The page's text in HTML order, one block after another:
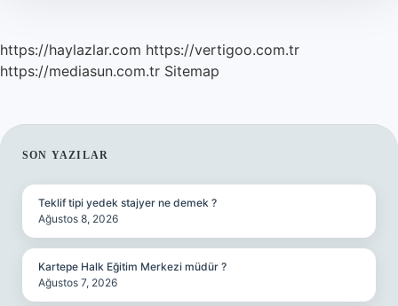
https://haylazlar.com https://vertigoo.com.tr
https://mediasun.com.tr Sitemap
SIDEBAR
SON YAZILAR
Teklif tipi yedek stajyer ne demek ?
Ağustos 8, 2026
Kartepe Halk Eğitim Merkezi müdür ?
Ağustos 7, 2026